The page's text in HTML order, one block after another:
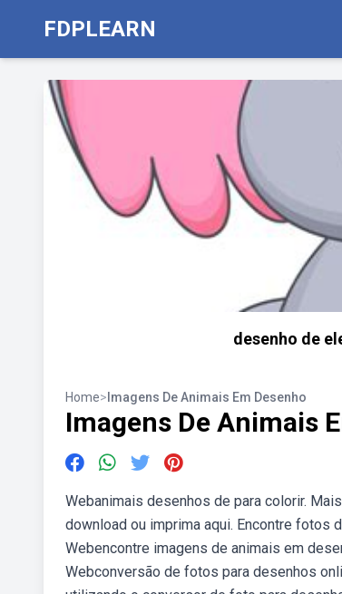
FDPLEARN
desenho de
Home> Imagens De Animais Em Desenho
Imagens De Animais
Webanimais desenhos de para colorir.
download ou imprima aqui. Encontre fotos
Webencontre imagens de animais em
Webconversão de fotos para desenhos